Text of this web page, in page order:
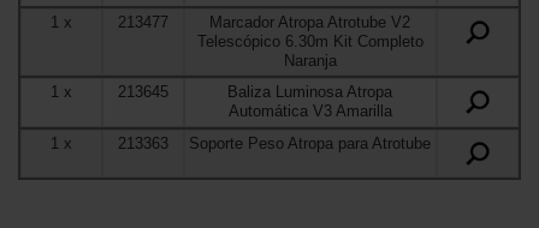
1x 213477
Marcador Atropa Atrotube V2
Telescópico 6.30m Kit Completo
Naranja
1x 213645
Baliza Luminosa Atropa
Automática V3 Amarilla
1 x 213363 Soporte Peso Atropa para Atrotube